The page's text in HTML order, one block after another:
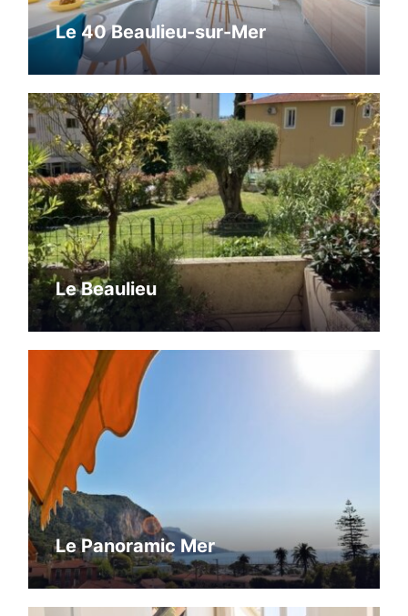
Le 40 Beaulieu-sur-Mer
Le Beaulieu
Le Panoramic Mer